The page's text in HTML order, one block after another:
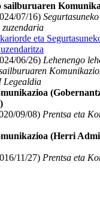
sailburuaren
07/16)
eta
06/26) Lehenengo
Legealdia
09/08) Prentsa eta
(Herri
11/27) Prentsa eta